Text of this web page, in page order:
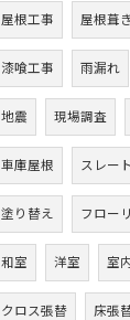
屋根工事 屋根葺
漆喰工事 雨漏れ
地震 現場調査
車庫屋根 スレート
塗り替え フロー
和室 洋室 室
クロス張替 床張